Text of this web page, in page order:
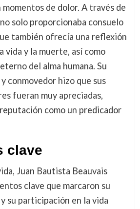
de dolor. A través de
solo proporcionaba consuelo
también ofrecía una reflexión
vida y la muerte, así como
del alma humana. Su
conmovedor hizo que sus
fueran muy apreciadas,
como un predicador
clave
Juan Bautista Beauvais
clave que marcaron su
su participación en la vida